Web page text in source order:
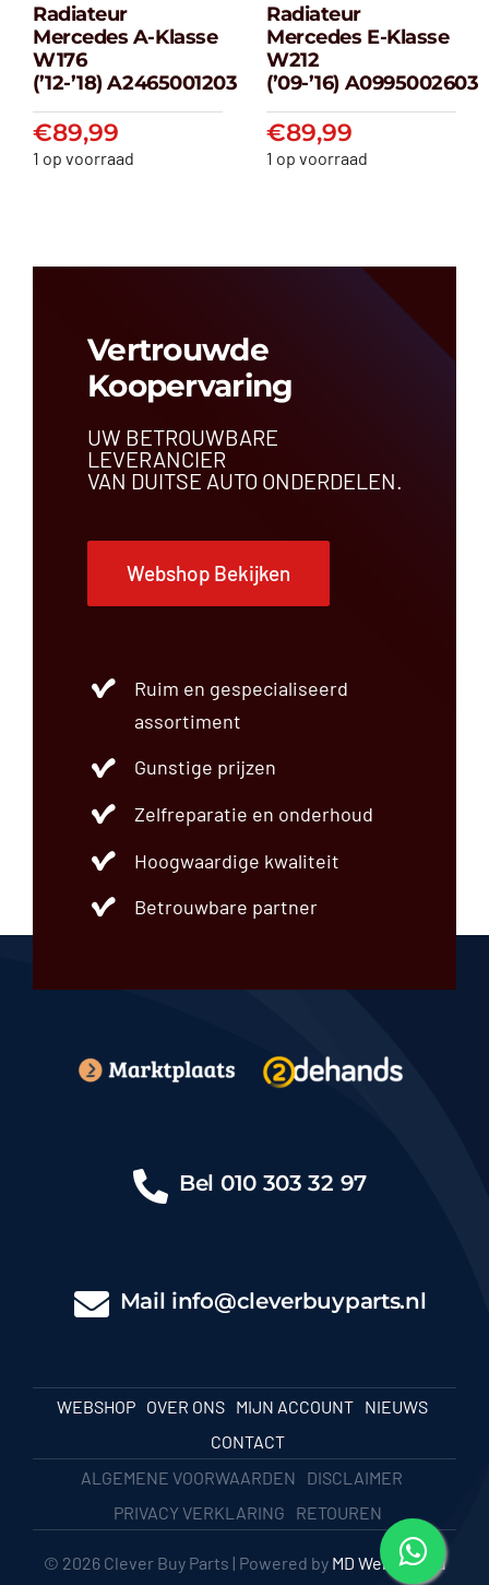
Radiateur
Mercedes A-
klasse W176
(’12-’18) A2465001203
€89,99
Radiateur
Mercedes A-Klasse
W176
(’12-’18) A2465001203
€89,99
1 op voorraad
Radiateur
Mercedes E-
klasse W212
(’09-’16)
€89,99
Radiateur
Mercedes E-Klasse
W212
(’09-’16) A0995002603
€89,99
1 op voorraad
Vertrouwde
Koopervaring
UW BETROUWBARE
LEVERANCIER
VAN DUITSE AUTO ONDERDELEN.
Webshop Bekijken
Ruim en gespecialiseerd
assortiment
Gunstige prijzen
Zelfreparatie en onderhoud
Hoogwaardige kwaliteit
Betrouwbare partner
Bel 010 303 32 97
Mail info@cleverbuyparts.nl
WEBSHOP OVER ONS MIJN ACCOUNT
NIEUWS
CONTACT
ALGEMENE VOORWAARDEN
DISCLAIMER
PRIVACY VERKLARING
RETOUREN
© 2026 Clever Buy Parts | Powered by MD Webbureau